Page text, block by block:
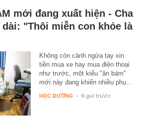
mới đang xuất hiện - Cha
"Thôi miễn con khỏe là
Không còn cảnh ngửa tay xin
tiền mua xe hay mua điện thoại
như trước, một kiểu "ăn bám"
mới này đang khiến nhiều phụ…
HỌC ĐƯỜNG - 6 giờ trước